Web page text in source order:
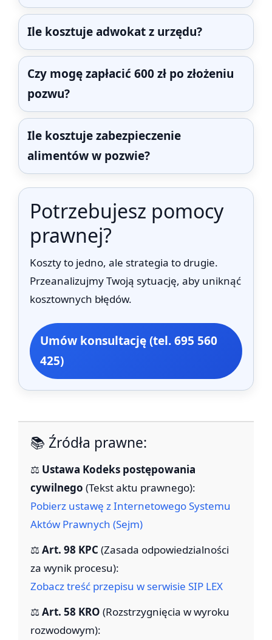
Ile kosztuje adwokat z urzędu?
Czy mogę zapłacić 600 zł po złożeniu
pozwu?
Ile kosztuje zabezpieczenie
alimentów w pozwie?
Potrzebujesz pomocy
prawnej?
Koszty to jedno, ale strategia to drugie.
Przeanalizujmy Twoją sytuację, aby uniknąć
kosztownych błędów.
Umów konsultację (tel. 695 560
425)
📚 Źródła prawne:
⚖️ Ustawa Kodeks postępowania
cywilnego (Tekst aktu prawnego):
Pobierz ustawę z Internetowego Systemu
Aktów Prawnych (Sejm)
⚖️Art. 98 KPC (Zasada odpowiedzialności
za wynik procesu):
Zobacz treść przepisu w serwisie SIP LEX
⚖️Art. 58 KRO (Rozstrzygnięcia w wyroku
rozwodowym):